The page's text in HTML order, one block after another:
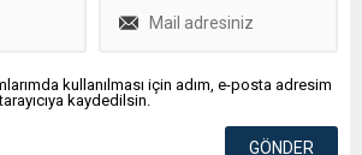
kullanılması için adım, e-posta adresim
kaydedilsin.